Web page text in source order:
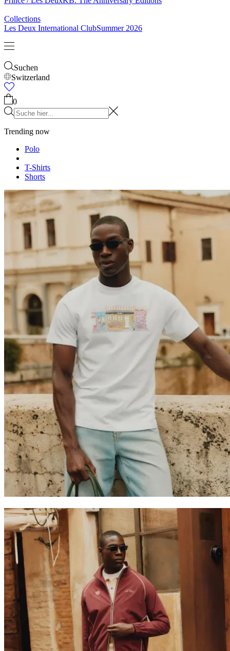
& SockenGürtelSchalsKrawatten
Alles anzeigen
Brand
Brand Home
Collections Collaborations
Journal
LegacyLocations ResponsibilityAbout us
The Spectator’s Lounge The Paris Flagship Launch
Collaborations
Prince / Les Deux KB: The Anniversary Editions
Collections
Les Deux International ClubSummer 2026